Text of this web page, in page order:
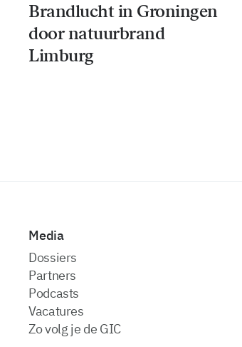
Brandlucht in Groningen
door natuurbrand
Limburg
Media
dossiers
partners
podcasts
vacatures
zo volg je de GIC